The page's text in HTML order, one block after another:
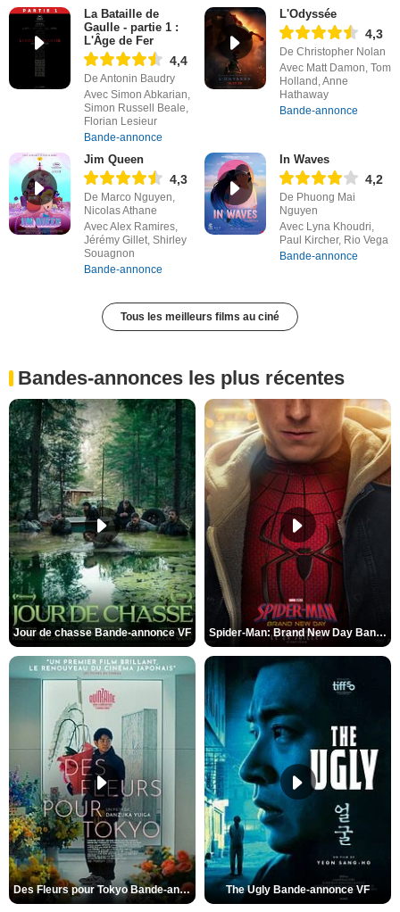
La Bataille de
Gaulle - partie 1 :
L'Âge de Fer
4,4
De Antonin Baudry
Avec Simon Abkarian,
Simon Russell Beale,
Florian Lesieur
Bande-annonce
L'Odyssée
4,3
De Christopher Nolan
Avec Matt Damon, Tom
Holland, Anne
Hathaway
Bande-annonce
Jim Queen
4,3
De Marco Nguyen,
Nicolas Athane
Avec Alex Ramires,
Jérémy Gillet, Shirley
Souagnon
Bande-annonce
In Waves
4,2
De Phuong Mai
Nguyen
Avec Lyna Khoudri,
Paul Kircher, Rio Vega
Bande-annonce
Tous les meilleurs films au ciné
Bandes-annonces les plus récentes
Jour de chasse Bande-annonce VF Spider-Man: Brand New Day Bande-annonce (3) VO STFR
Des Fleurs pour Tokyo Bande-annonce VO STFR The Ugly Bande-annonce VF